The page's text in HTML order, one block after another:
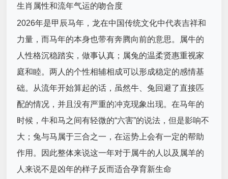
生肖属性和流年气运的吻合度
2026年是甲辰马年，龙在中国传统文化中代表吉祥和
力量，而马年的本身也带有奔腾向前的意思。属牛的
人性格沉稳踏实，做事认真；属兔的温柔贤惠重视家
庭和睦。两人的个性相辅相成可以形成稳定的感情基
础。从流年开始算起的话，虽然牛、兔回避了直接匹
配的情况，并且没有严重的冲克现象出现。在马年的
时候，牛和马之间有轻微的“六害”的说法，但是影响不
大；兔与马属于三合之一，在运势上会有一定的帮助
作用。因此整体来说这一年对于属牛的人以及属羊的
人来说不是凶年的样子反而适合孕育新生命